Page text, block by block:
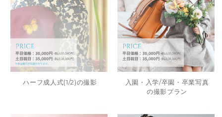
ハーフ成人式(1/2)の撮影
入園・入学/卒園・卒業写真
の撮影プラン